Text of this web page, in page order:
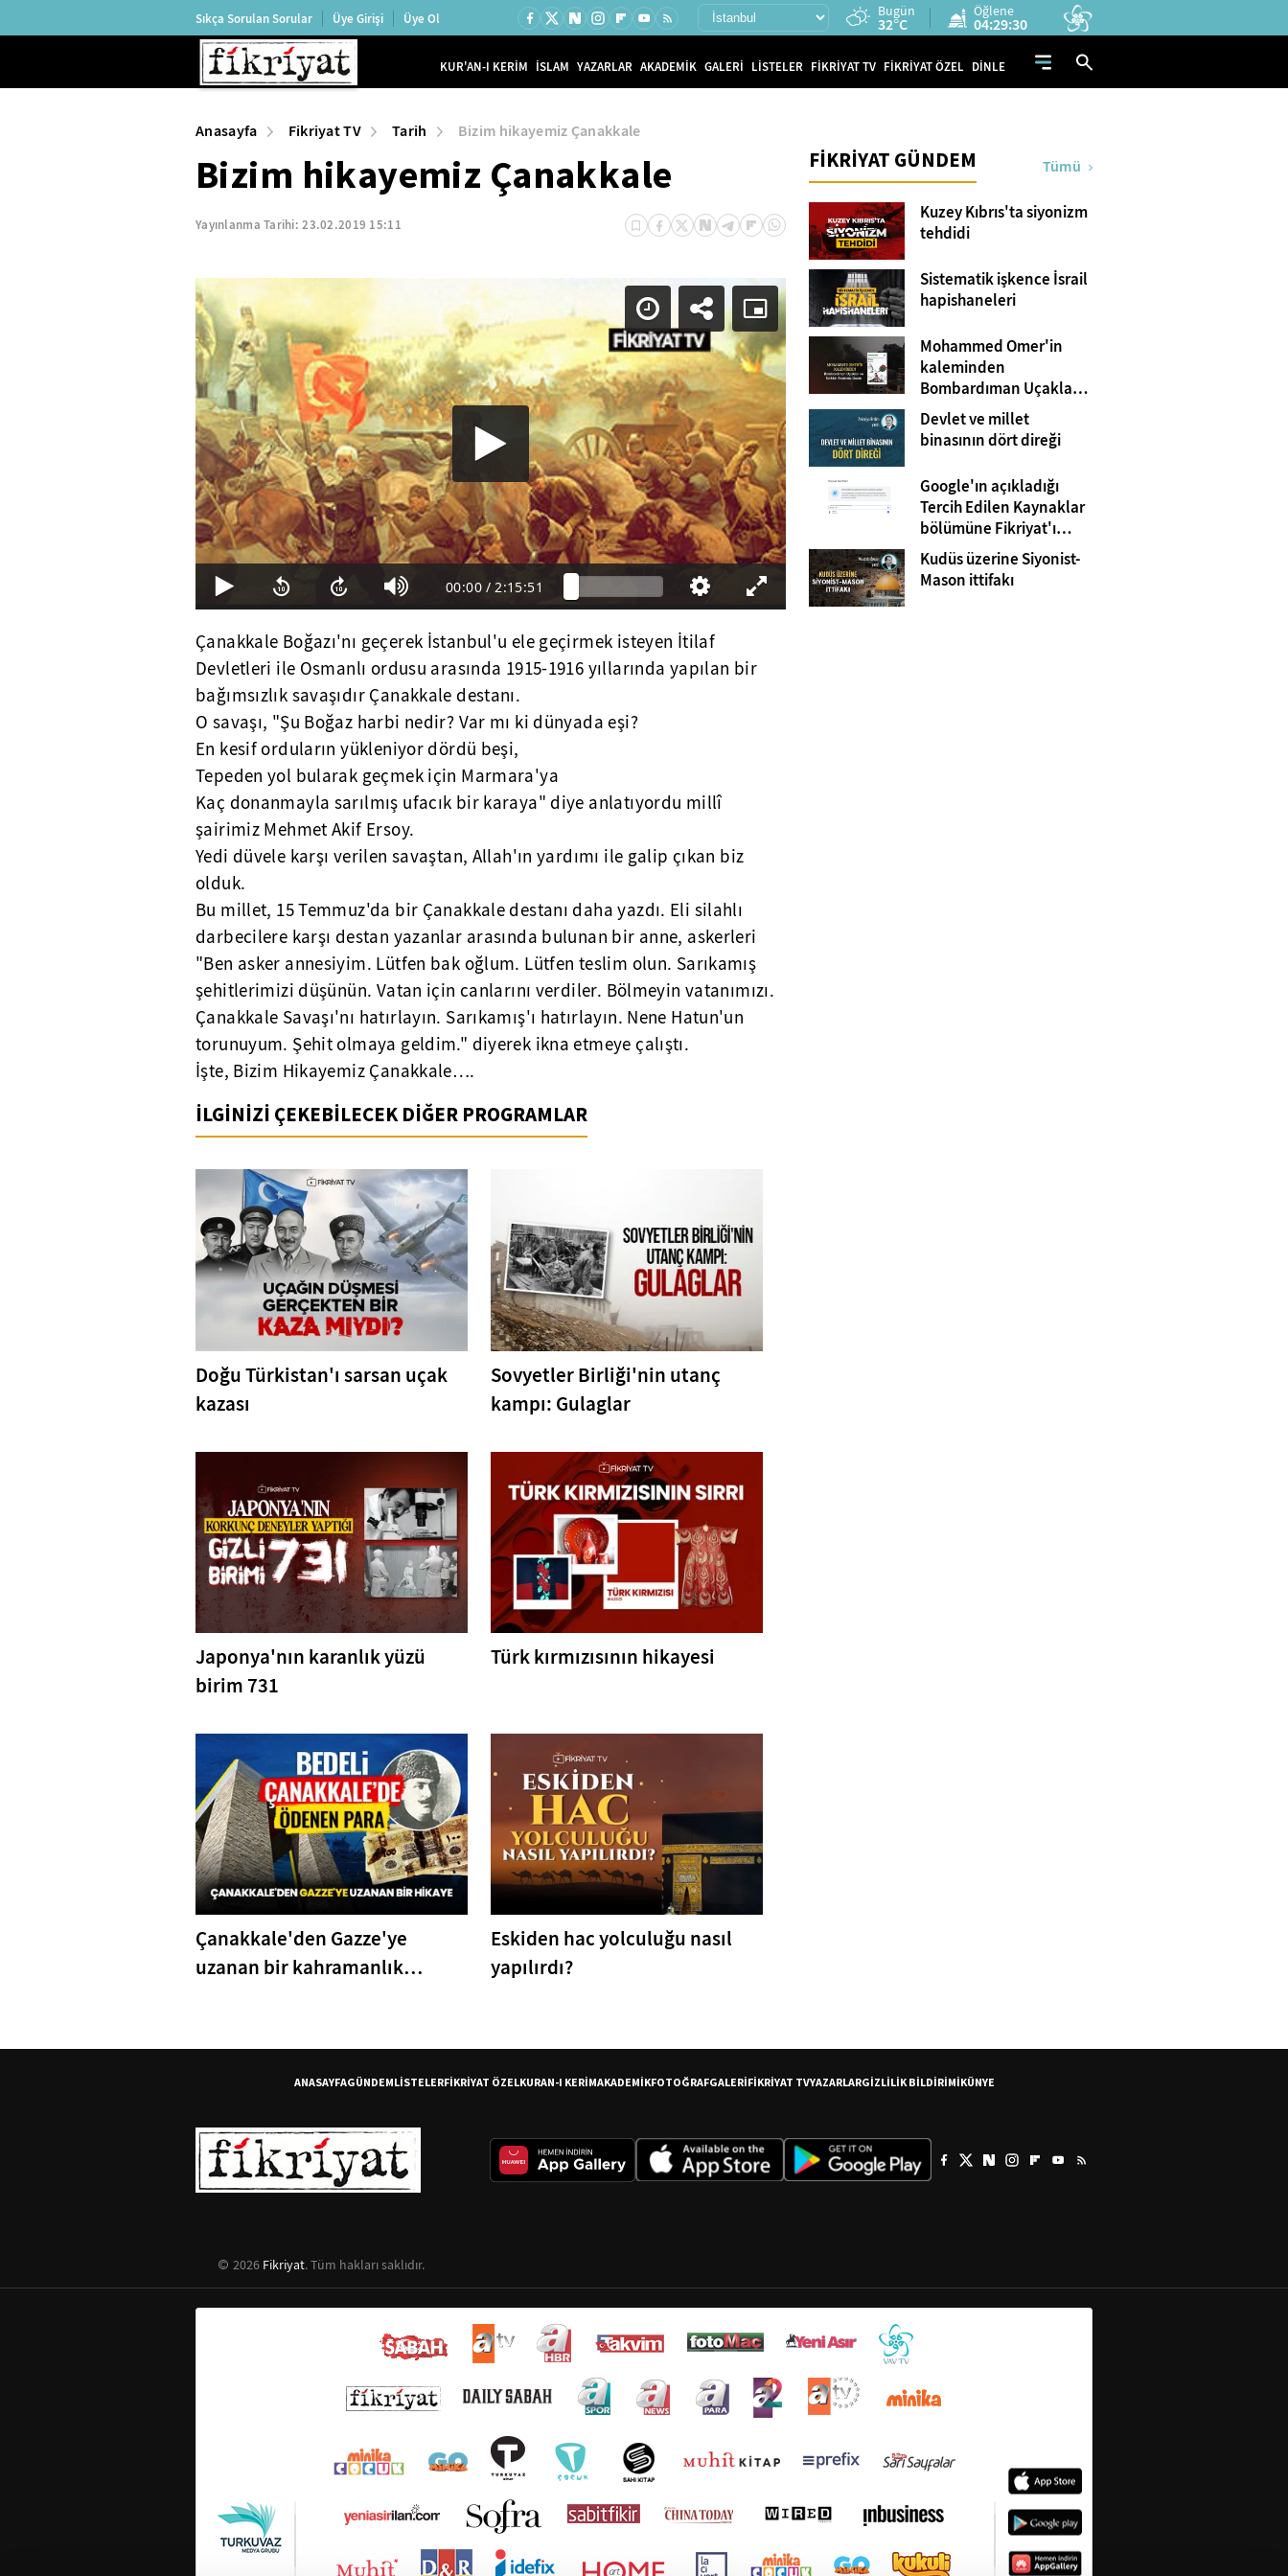
Sıkça Sorulan Sorular Üye Girişi Üye Ol Bugün
32°C
Öğlene
04:29:29
KUR'AN-I KERİM İSLAM YAZARLAR AKADEMİK GALERİ LİSTELER FİKRİYAT TV FİKRİYAT ÖZEL DİNLE
Anasayfa Fikriyat TV Tarih Bizim hikayemiz Çanakkale
Bizim hikayemiz Çanakkale
Yayınlanma Tarihi:23.02.2019 15:11
00:00 / 2:15:51
Çanakkale Boğazı'nı geçerek İstanbul'u ele geçirmek isteyen İtilaf
Devletleri ile Osmanlı ordusu arasında 1915-1916 yıllarında yapılan bir
bağımsızlık savaşıdır Çanakkale destanı.
O savaşı, "Şu Boğaz harbi nedir? Var mı ki dünyada eşi?
En kesif orduların yükleniyor dördü beşi,
Tepeden yol bularak geçmek için Marmara'ya
Kaç donanmayla sarılmış ufacık bir karaya" diye anlatıyordu millî
şairimiz Mehmet Akif Ersoy.
Yedi düvele karşı verilen savaştan, Allah'ın yardımı ile galip çıkan biz
olduk.
Bu millet, 15 Temmuz'da bir Çanakkale destanı daha yazdı. Eli silahlı
darbecilere karşı destan yazanlar arasında bulunan bir anne, askerleri
"Ben asker annesiyim. Lütfen bak oğlum. Lütfen teslim olun. Sarıkamış
şehitlerimizi düşünün. Vatan için canlarını verdiler. Bölmeyin vatanımızı.
Çanakkale Savaşı'nı hatırlayın. Sarıkamış'ı hatırlayın. Nene Hatun'un
torunuyum. Şehit olmaya geldim." diyerek ikna etmeye çalıştı.
İşte, Bizim Hikayemiz Çanakkale….
İLGİNİZİ ÇEKEBİLECEK DİĞER PROGRAMLAR
Doğu Türkistan'ı sarsan uçak
kazası
Sovyetler Birliği'nin utanç
kampı: Gulaglar
Japonya'nın karanlık yüzü
birim 731
Türk kırmızısının hikayesi
Çanakkale'den Gazze'ye
uzanan bir kahramanlık
Eskiden hac yolculuğu nasıl
yapılırdı?
FİKRİYAT GÜNDEM Tümü
Kuzey Kıbrıs'ta siyonizm
tehdidi
Sistematik işkence İsrail
hapishaneleri
Mohammed Omer'in
kaleminden
Bombardıman Uçakları
ve Tanklar Arasında
Gazze
Devlet ve millet
binasının dört direği
Google'ın açıkladığı
Tercih Edilen Kaynaklar
bölümüne Fikriyat'ı
eklemeyi unutmayın!
Kudüs üzerine Siyonist-
Mason ittifakı
ANASAYFAGÜNDEMLİSTELERFİKRİYAT ÖZELKURAN-I KERİMAKADEMİKFOTOĞRAFGALERİFİKRİYAT TVYAZARLARGİZLİLİK BİLDİRİMİKÜNYE
2026 Fikriyat. Tüm hakları saklıdır.